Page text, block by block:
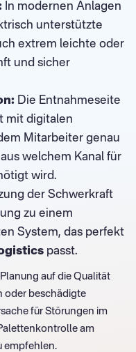
In modernen Anlagen
unterstützte
extrem leichte oder
und sicher
Die Entnahmeseite
mit digitalen
Mitarbeiter genau
welchem Kanal für
wird.
der Schwerkraft
zu einem
System, das perfekt
passt.
auf die Qualität
oder beschädigte
für Störungen im
am
empfehlen.